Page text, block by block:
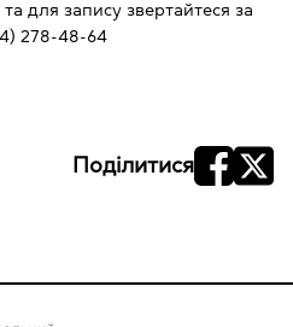
для запису звертайтеся за
278-48-64
Поділитися